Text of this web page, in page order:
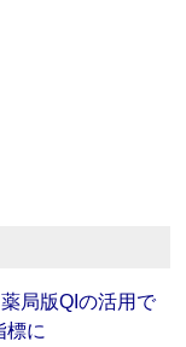
局版QIの活用で
標に